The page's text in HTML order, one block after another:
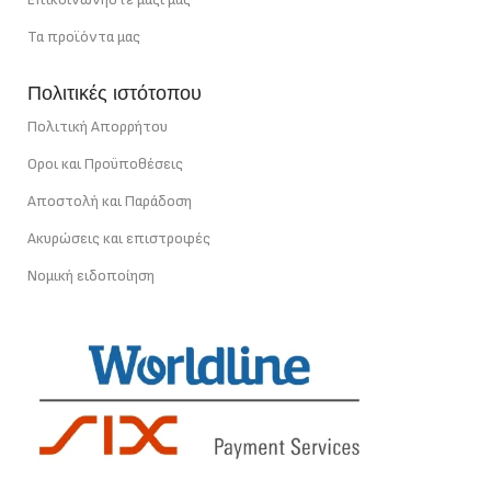
Τα προϊόντα μας
Πολιτικές ιστότοπου
Πολιτική Απορρήτου
Οροι και Προϋποθέσεις
Αποστολή και Παράδοση
Ακυρώσεις και επιστροφές
Νομική ειδοποίηση